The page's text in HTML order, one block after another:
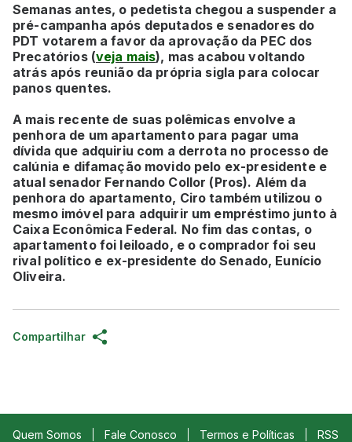
Semanas antes, o pedetista chegou a suspender a
pré-campanha após deputados e senadores do
PDT votarem a favor da aprovação da PEC dos
Precatórios (veja mais), mas acabou voltando
atrás após reunião da própria sigla para colocar
panos quentes.
A mais recente de suas polêmicas envolve a
penhora de um apartamento para pagar uma
dívida que adquiriu com a derrota no processo de
calúnia e difamação movido pelo ex-presidente e
atual senador Fernando Collor (Pros). Além da
penhora do apartamento, Ciro também utilizou o
mesmo imóvel para adquirir um empréstimo junto à
Caixa Econômica Federal. No fim das contas, o
apartamento foi leiloado, e o comprador foi seu
rival político e ex-presidente do Senado, Eunício
Oliveira.
Compartilhar
Quem Somos Fale Conosco Termos e Políticas RSS